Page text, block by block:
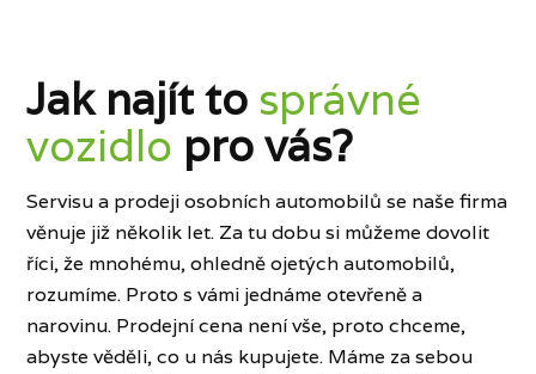
Jak najít to správné
vozidlo pro vás?
Servisu a prodeji osobních automobilů se naše firma
věnuje již několik let. Za tu dobu si můžeme dovolit
říci, že mnohému, ohledně ojetých automobilů,
rozumíme. Proto s vámi jednáme otevřeně a
narovinu. Prodejní cena není vše, proto chceme,
abyste věděli, co u nás kupujete. Máme za sebou